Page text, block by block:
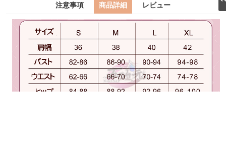
注意事項 商品詳細 レビュー